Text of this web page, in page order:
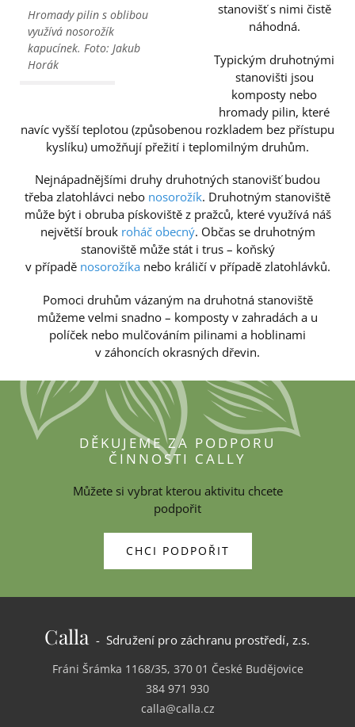
Hromady pilin s oblibou
využívá nosorožík
kapucínek. Foto: Jakub
Horák
stanovišť s nimi čistě
náhodná.
Typickým druhotnými
stanovišti jsou
komposty nebo
hromady pilin, které
navíc vyšší teplotou (způsobenou rozkladem bez přístupu
kyslíku) umožňují přežití i teplomilným druhům.
Nejnápadnějšími druhy druhotných stanovišť budou
třeba zlatohlávci nebo nosorožík. Druhotným stanoviště
může být i obruba pískoviště z pražců, které využívá náš
největší brouk roháč obecný. Občas se druhotným
stanoviště může stát i trus – koňský
v případě nosorožíka nebo králičí v případě zlatohlávků.
Pomoci druhům vázaným na druhotná stanoviště
můžeme velmi snadno – komposty v zahradách a u
políček nebo mulčováním pilinami a hoblinami
v záhoncích okrasných dřevin.
DĚKUJEME ZA PODPORU
ČINNOSTI CALLY
Můžete si vybrat kterou aktivitu chcete
podpořit
CHCI PODPOŘIT
Calla - Sdružení pro záchranu prostředí, z.s.
Fráni Šrámka 1168/35, 370 01 České Budějovice
384 971 930
calla@calla.cz